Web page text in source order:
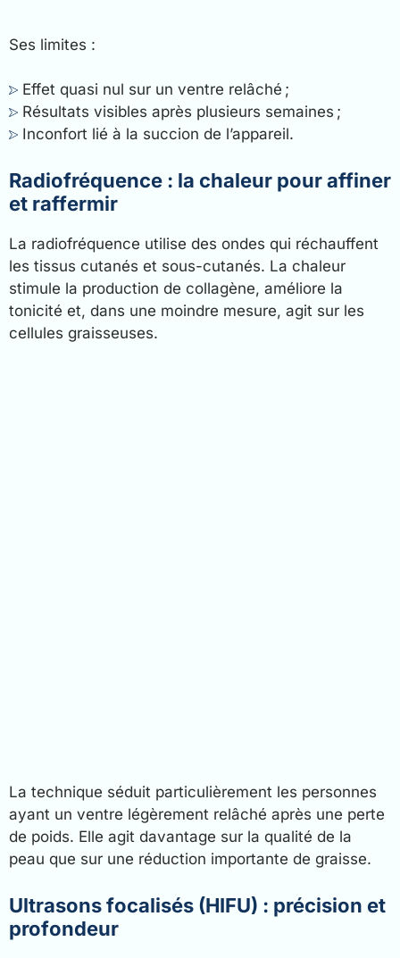
Ses limites :
Effet quasi nul sur un ventre relâché ;
Résultats visibles après plusieurs semaines ;
Inconfort lié à la succion de l’appareil.
Radiofréquence : la chaleur pour affiner
et raffermir
La radiofréquence utilise des ondes qui réchauffent
les tissus cutanés et sous-cutanés. La chaleur
stimule la production de collagène, améliore la
tonicité et, dans une moindre mesure, agit sur les
cellules graisseuses.
La technique séduit particulièrement les personnes
ayant un ventre légèrement relâché après une perte
de poids. Elle agit davantage sur la qualité de la
peau que sur une réduction importante de graisse.
Ultrasons focalisés (HIFU) : précision et
profondeur